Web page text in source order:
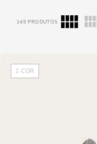
149 PRODUTOS
1 COR